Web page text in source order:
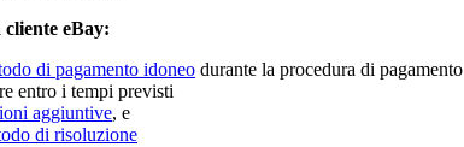
eBay:
di pagamento idoneo durante la procedura di pagamento
entro i tempi previsti
aggiuntive, e
di risoluzione